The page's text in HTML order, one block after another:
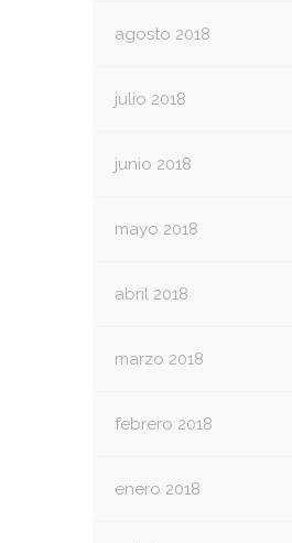
agosto 2018
julio 2018
junio 2018
mayo 2018
abril 2018
marzo 2018
febrero 2018
enero 2018